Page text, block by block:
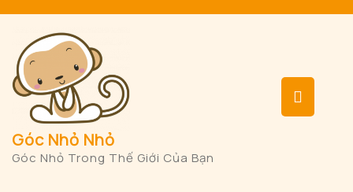
content
Góc Nhỏ Nhỏ
Góc Nhỏ Trong Thế Giới Của Bạn